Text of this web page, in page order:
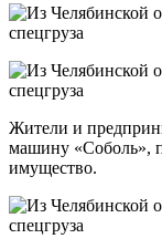
Жители и
машину «Соболь»,
имущество.